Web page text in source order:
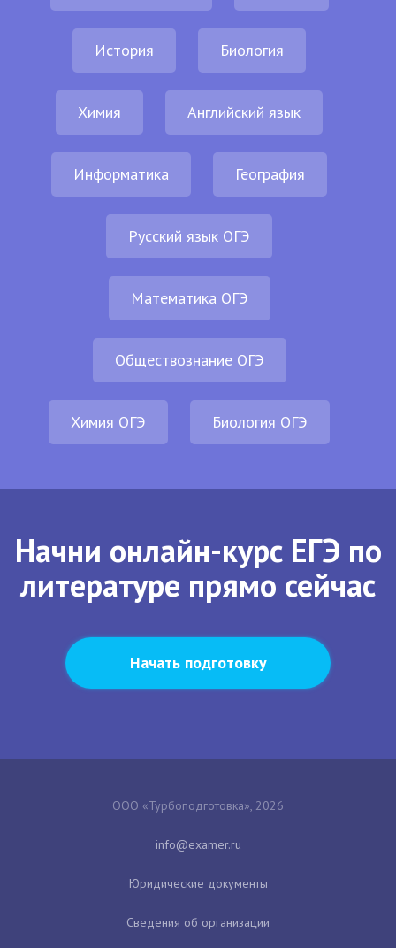
История Биология
Химия Английский язык
Информатика География
Русский язык ОГЭ
Математика ОГЭ
Обществознание ОГЭ
Химия ОГЭ Биология ОГЭ
Начни онлайн-курс ЕГЭ по
литературе прямо сейчас
Начать подготовку
ООО «Турбоподготовка», 2026
Юридические документы
Сведения об организации